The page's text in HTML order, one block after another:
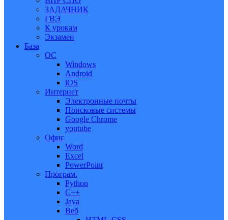
ЗАДАЧНИК
ГВЭ
К урокам
Экзамен
База
ОС
Windows
Android
iOS
Интернет
Электронные почты
Поисковые системы
Google Chrome
youtube
Офис
Word
Excel
PowerPoint
Програм.
Python
C++
Java
Веб